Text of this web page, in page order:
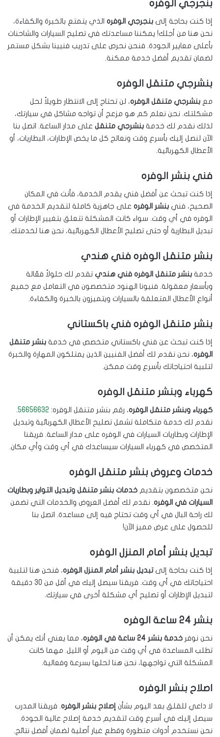
بنجرجي الوفره
إذا كنت بحاجة إلى بنجرجي الوفره الذي يتمتع بالخبرة والكفاءة،
نحن هنا من أجلك! يمكننا مساعدتك في تصليح السيارات والشاحنات
بأعلى معايير الجودة. فنحن نحرص على تدريب فنيينا بشكل مستمر
لضمان تقديم أفضل خدمة ممكنة.
بنشرجي متنقل الوفره
مع بنشرجي متنقل الوفره، لن تحتاج إلى الانتظار طويلاً لحل
مشكلتك. نحن نعلم كم هو مزعج أن تواجه مشاكل في سيارتك،
لذلك نقدم لك خدمة بنشرجي متنقل على مدار الساعة. اتصل بنا
الآن لنصل إليك بأسرع وقت ونعالج كل ما يخص الإطارات، البطاريات، أو
الأعطال الكهربائية.
فني بنشر الوفره
إذا كنت تبحث عن أفضل فني يقدم الخدمة، فأنت في المكان
الصحيح، فني بنشر الوفره على جاهزية كاملة لتقديم الخدمة في
الوفره في أي وقت. سواء كانت المشكلة تتعلق بتغيير الإطارات أو
تبديل البطارية أو حتى تصليح الأعطال الكهربائية، نحن هنا لخدمتك.
بنشر متنقل الوفره فني هندي
خدمة بنشر متنقل الوفره فني هندي تقدم لك حلولاً فعّالة
وبأسعار معقولة. فنيونا الهنود متخصصون في التعامل مع جميع
أنواع الأعطال المتعلقة بالسيارات ويتميزون بالخبرة والكفاءة.
بنشر متنقل الوفره فني باكستاني
إذا كنت تبحث عن فني باكستاني متخصص في خدمة بنشر متنقل
الوفره، نحن نقدم لك أفضل الفنيين الذين يمتلكون المهارة والخبرة
لتلبية احتياجاتك بأسرع وقت ممكن.
كهرباء وبنشر متنقل الوفره
كهرباء وبنشر متنقل الوفره، رقم بنشر متنقل الوفره: 56656632
.
نقدم لك خدمة متكاملة تشمل تصليح الأعطال الكهربائية وتبديل
الإطارات وبطاريات السيارات في الوفره على مدار الساعة. فريقنا
المتخصص في كهرباء السيارات سيساعدك في أي وقت وأي مكان.
خدمات وعروض بنشر متنقل الوفره
نحن متخصصون بتقديم خدمات بنشر متنقل وتبديل التواير وبطاريات
السيارات في الوفره. نقدم لك أفضل العروض والخدمات التي تضمن
لك راحة البال في أي وقت تحتاج فيه إلى مساعدة. اتصل بنا
للحصول على عرض مميز الآن!
تبديل بنشر أمام المنزل الوفره
إذا كنت بحاجة إلىتبديل بنشر أمام المنزل الوفره، فنحن هنا لتلبية
احتياجاتك في أي وقت. فريقنا سيصل إليك في أقل من 30 دقيقة
لتبديل الإطارات أو تصليح أي مشكلة أخرى في سيارتك.
بنشر 24 ساعة الوفره
نحن نوفر خدمة بنشر 24 ساعة في الوفره
، مما يعني أنك يمكن أن
تطلب المساعدة في أي وقت من اليوم أو الليل. مهما كانت
المشكلة التي تواجهها، نحن هنا لحلها بسرعة وفعالية.
اصلاح بنشر الوفره
لا داعي للقلق بعد اليوم بشأن إصلاح بنشر الوفره. فريقنا المدرب
سيصل إليك في أسرع وقت لتقديم خدمة إصلاح عالية الجودة.
نحن نستخدم أدوات متطورة وقطع غيار أصلية لضمان أفضل نتائج.